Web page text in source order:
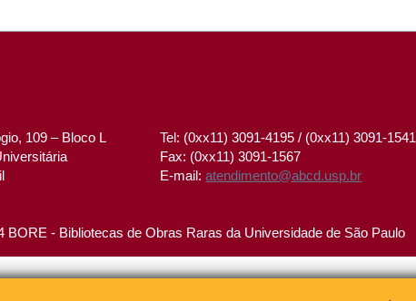
109 – Bloco L
Tel: (0xx11) 3091-4195 / (0xx11) 3091-1541
Fax: (0xx11) 3091-1567
E-mail:atendimento@abcd.usp.br
BORE - Bibliotecas de Obras Raras da Universidade de São Paulo